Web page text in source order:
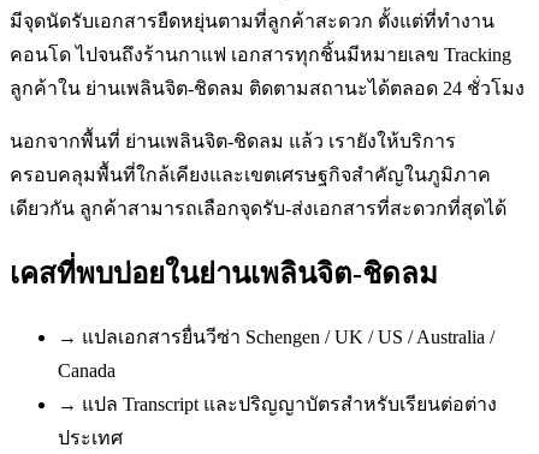
มีจุดนัดรับเอกสารยืดหยุ่นตามที่ลูกค้าสะดวก ตั้งแต่ที่ทำงาน
คอนโด ไปจนถึงร้านกาแฟ เอกสารทุกชิ้นมีหมายเลข Tracking
ลูกค้าใน ย่านเพลินจิต-ชิดลม ติดตามสถานะได้ตลอด 24 ชั่วโมง
นอกจากพื้นที่ ย่านเพลินจิต-ชิดลม แล้ว เรายังให้บริการ
ครอบคลุมพื้นที่ใกล้เคียงและเขตเศรษฐกิจสำคัญในภูมิภาค
เดียวกัน ลูกค้าสามารถเลือกจุดรับ-ส่งเอกสารที่สะดวกที่สุดได้
เคสที่พบบ่อยในย่านเพลินจิต-ชิดลม
→ แปลเอกสารยื่นวีซ่า Schengen / UK / US / Australia /
Canada
→ แปล Transcript และปริญญาบัตรสำหรับเรียนต่อต่าง
ประเทศ